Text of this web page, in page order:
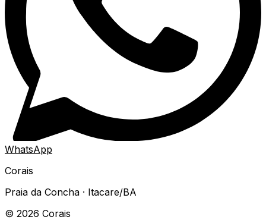
WhatsApp
Corais
Praia da Concha · Itacare/BA
© 2026 Corais